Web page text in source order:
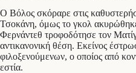
Ο Βόλος σκόραρε στις
Τσοκάνη, όμως το γκολ
Φερνάντεθ τροφοδότησε τον
αντικανονική θέση. Εκείνος
φιλοξενούμενων, ο οποίος από
εστία.